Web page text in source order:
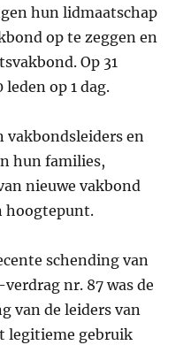
hun lidmaatschap
op te zeggen en
Op 31
op 1 dag.
vakbondsleiders en
hun families,
nieuwe vakbond
hoogtepunt.
schending van
nr. 87 was de
van de leiders van
legitieme gebruik